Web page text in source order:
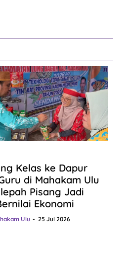
Kelas ke Dapur
di Mahakam Ulu
Pisang Jadi
Ekonomi
Ulu 25 Jul 2026